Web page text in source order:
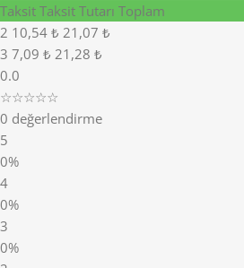
Taksit Taksit Tutarı Toplam
2 10,54 ₺ 21,07 ₺
3 7,09 ₺ 21,28 ₺
0.0
☆☆☆☆☆
0 değerlendirme
5
0%
4
0%
3
0%